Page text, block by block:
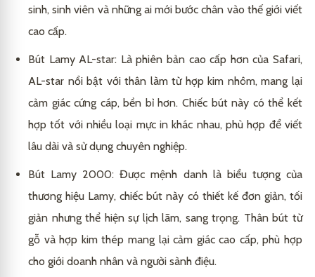
sinh, sinh viên và những ai mới bước chân vào thế giới viết
cao cấp.
Bút Lamy AL-star: Là phiên bản cao cấp hơn của Safari,
AL-star nổi bật với thân làm từ hợp kim nhôm, mang lại
cảm giác cứng cáp, bền bỉ hơn. Chiếc bút này có thể kết
hợp tốt với nhiều loại mực in khác nhau, phù hợp để viết
lâu dài và sử dụng chuyên nghiệp.
Bút Lamy 2000: Được mệnh danh là biểu tượng của
thương hiệu Lamy, chiếc bút này có thiết kế đơn giản, tối
giản nhưng thể hiện sự lịch lãm, sang trọng. Thân bút từ
gỗ và hợp kim thép mang lại cảm giác cao cấp, phù hợp
cho giới doanh nhân và người sành điệu.